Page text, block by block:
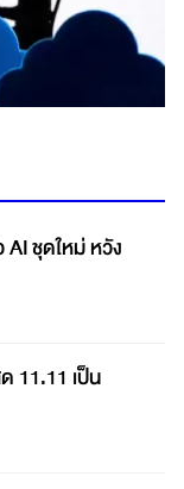
ดใหม่ หวัง
11.11 เป็น